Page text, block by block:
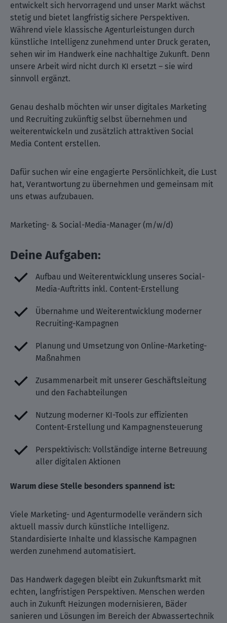
entwickelt sich hervorragend und unser Markt wächst
stetig und bietet langfristig sichere Perspektiven.
Während viele klassische Agenturleistungen durch
künstliche Intelligenz zunehmend unter Druck geraten,
sehen wir im Handwerk eine nachhaltige Zukunft. Denn
unsere Arbeit wird nicht durch KI ersetzt – sie wird
sinnvoll ergänzt.
Genau deshalb möchten wir unser digitales Marketing
und Recruiting zukünftig selbst übernehmen und
weiterentwickeln und zusätzlich attraktiven Social
Media Content erstellen.
Dafür suchen wir eine engagierte Persönlichkeit, die Lust
hat, Verantwortung zu übernehmen und gemeinsam mit
uns etwas aufzubauen.
Marketing- & Social-Media-Manager (m/w/d)
Deine Aufgaben:
Aufbau und Weiterentwicklung unseres Social-
Media-Auftritts inkl. Content-Erstellung
Übernahme und Weiterentwicklung moderner
Recruiting-Kampagnen
Planung und Umsetzung von Online-Marketing-
Maßnahmen
Zusammenarbeit mit unserer Geschäftsleitung
und den Fachabteilungen
Nutzung moderner KI-Tools zur effizienten
Content-Erstellung und Kampagnensteuerung
Perspektivisch: Vollständige interne Betreuung
aller digitalen Aktionen
Warum diese Stelle besonders spannend ist:
Viele Marketing- und Agenturmodelle verändern sich
aktuell massiv durch künstliche Intelligenz.
Standardisierte Inhalte und klassische Kampagnen
werden zunehmend automatisiert.
Das Handwerk dagegen bleibt ein Zukunftsmarkt mit
echten, langfristigen Perspektiven. Menschen werden
auch in Zukunft Heizungen modernisieren, Bäder
sanieren und Lösungen im Bereich der Abwassertechnik